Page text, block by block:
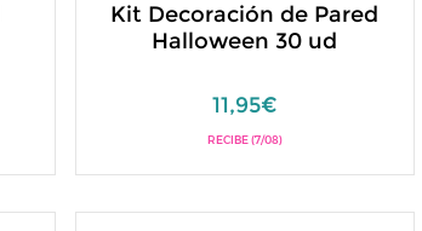
Kit Decoración de Pared
Halloween 30 ud
11,95€
RECIBE (7/08)